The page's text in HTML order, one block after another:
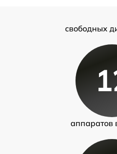
свободных
аппаратов